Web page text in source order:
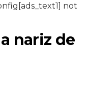
not
nariz de